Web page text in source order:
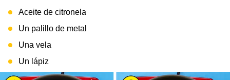
Aceite de citronela
Un palillo de metal
Una vela
Un lápiz